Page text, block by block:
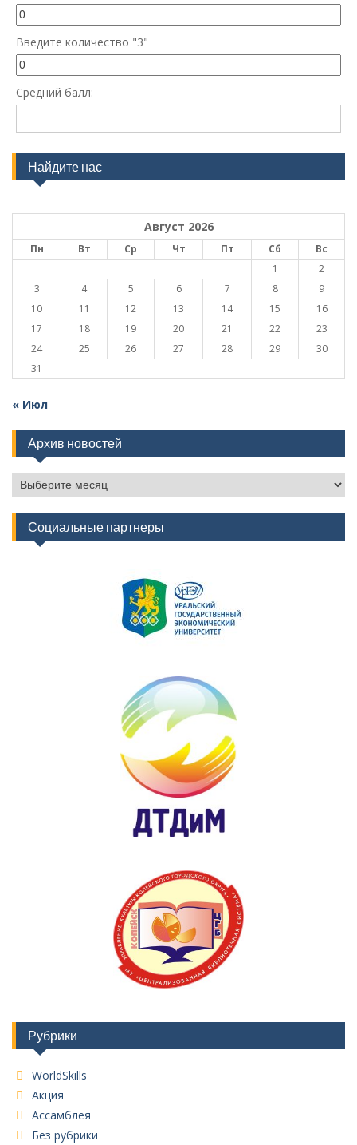
Введите количество "3"
Средний балл:
Найдите нас
Август 2026
Пн Вт Ср Чт Пт Сб
Вс
1
2
3
4 5 6 7 8
9
10
11 12 13 14 15
16
17
18 19 20 21 22
23
24
25 26 27 28 29
30
31
« Июл
Архив новостей
Архив
новостей
Социальные партнеры
Рубрики
WorldSkills
Акция
Ассамблея
Без рубрики